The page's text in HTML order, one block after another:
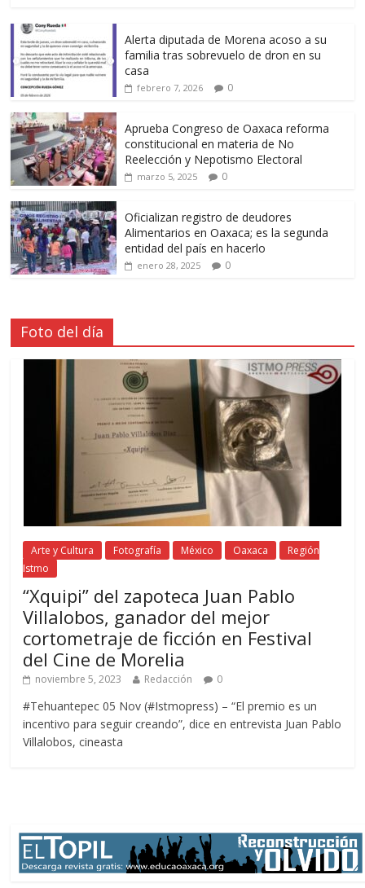
Alerta diputada de Morena acoso a su
familia tras sobrevuelo de dron en su
casa
febrero 7, 2026 0
Aprueba Congreso de Oaxaca reforma
constitucional en materia de No
Reelección y Nepotismo Electoral
marzo 5, 2025 0
Oficializan registro de deudores
Alimentarios en Oaxaca; es la segunda
entidad del país en hacerlo
enero 28, 2025 0
Foto del día
Arte y Cultura Fotografía México Oaxaca
Región
Istmo
“Xquipi” del zapoteca Juan Pablo
Villalobos, ganador del mejor
cortometraje de ficción en Festival
del Cine de Morelia
noviembre 5, 2023 Redacción 0
#Tehuantepec 05 Nov (#Istmopress) – “El premio es un
incentivo para seguir creando”, dice en entrevista Juan Pablo
Villalobos, cineasta